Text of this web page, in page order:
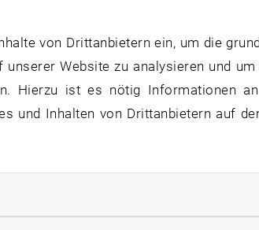
von Drittanbietern ein, um die
Website zu analysieren und
Hierzu ist es nötig Informationen
und Inhalten von Drittanbietern auf